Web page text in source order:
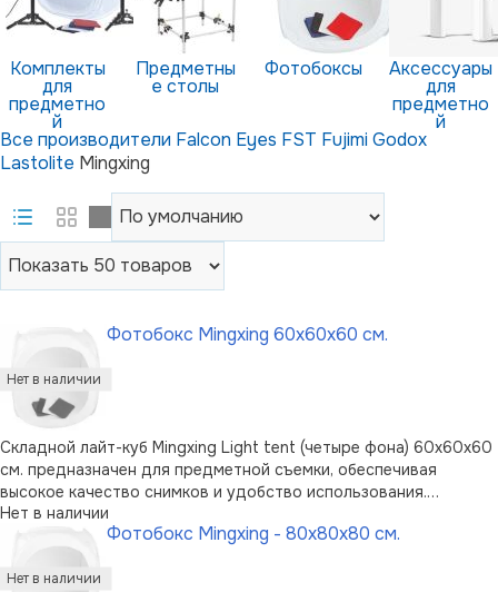
Комплекты
для
предметно
й
фотосъемк
и
Предметны
е столы
Фотобоксы Аксессуары
для
предметно
й
фотосъемк
Все производители Falcon Eyes FST FujimiGodox
Lastolite Mingxing
Фотобокс Mingxing 60x60x60 см.
Складной лайт-куб Mingxing Light tent (четыре фона) 60x60x60
см. предназначен для предметной съемки, обеспечивая
высокое качество снимков и удобство использования.
Изготовлен лайт-куб в виде стального каркаса, на который
натягивается безшовная полупрозрачная ткань. Компактный в
сложенном состояни …
Нет в наличии
Фотобокс Mingxing - 80x80x80 см.